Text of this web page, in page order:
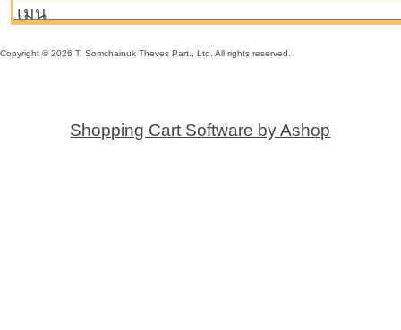
Copyright © 2026 T. Somchainuk Theves Part., Ltd. All rights reserved.
Shopping Cart Software by Ashop